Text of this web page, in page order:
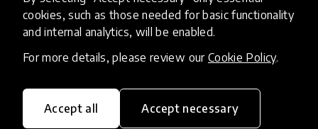
cookies, such as those needed for basic functionality
and internal analytics, will be enabled.
For more details, please review our Cookie Policy.
Accept all Accept necessary
tareas a través de la aplicación móvil. El profesor
se puede descargar los resultados del juego y
utilizarlos como herramienta de evaluación,
aprendizaje de los estudiantes de forma efectiva.